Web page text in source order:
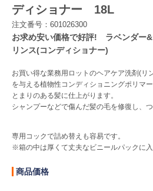
ディショナー 18L
注文番号：601026300
お求め安い価格で好評! ラベンダー&
リンス(コンディショナー)
お買い得な業務用ロットのヘアケア洗剤(リ
を与える植物性コンディショニングポリマ
とまりのある髪に仕上がります。
シャンプーなどで傷んだ髪の毛を修復し、
専用コックで詰め替えも容易です。
※箱の中は厚くて丈夫なビニールパックに入
商品価格